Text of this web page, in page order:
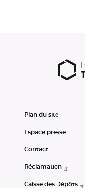
Plan du site
Espace presse
Contact
Réclamation
Caisse des Dépôts